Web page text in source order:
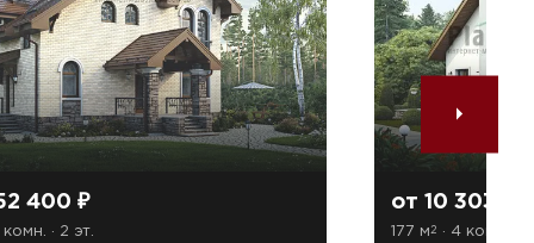
400 ₽
· 2 эт.
от 10 303
177 м 2 · 4 комн. ·